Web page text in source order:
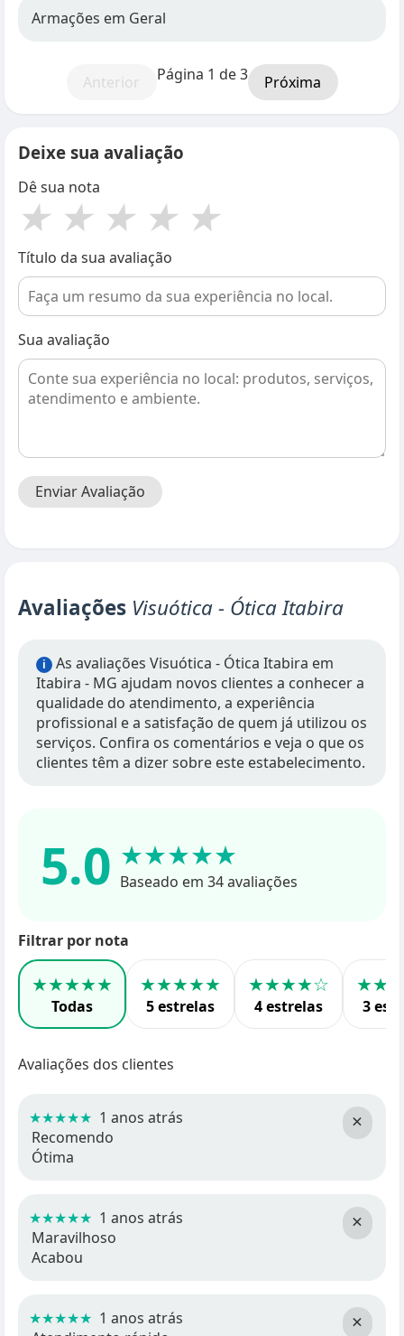
Armações em Geral
Anterior Página 1 de 3 Próxima
Deixe sua avaliação
Dê sua nota
★ ★ ★ ★ ★
Título da sua avaliação
Sua avaliação
Enviar Avaliação
Avaliações Visuótica - Ótica Itabira
i
As avaliações Visuótica - Ótica Itabira em
Itabira - MG ajudam novos clientes a conhecer a
qualidade do atendimento, a experiência
profissional e a satisfação de quem já utilizou os
serviços. Confira os comentários e veja o que os
clientes têm a dizer sobre este estabelecimento.
5.0 ★★★★★
Baseado em 34 avaliações
Filtrar por nota
★★★★★
Todas
★★★★★
5 estrelas
★★★★☆
4 estrelas 3
Avaliações dos clientes
×
★★★★★ 1 anos atrás
Recomendo
Ótima
×
★★★★★ 1 anos atrás
Maravilhoso
Acabou
×
★★★★★ 1 anos atrás